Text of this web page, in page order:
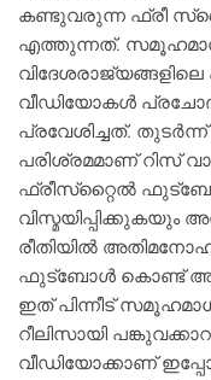
കണ്ടുവരുന്ന ഫ്രീ
എത്തുന്നത്.
വീഡിയോകള്‍
പ്രവേശിച്ചത്. തുടര്‍ന്ന്
പരിശ്രമമാണ് റിസ്
ഫ്രീസ്‌റ്റൈല്‍
വിസ്മയിപ്പിക്കുകയും
രീതിയില്‍
ഫുട്‌ബോള്‍ കൊണ്ട്
ഇത് പിന്നീട്
റീലിസായി
വീഡിയോക്കാണ്